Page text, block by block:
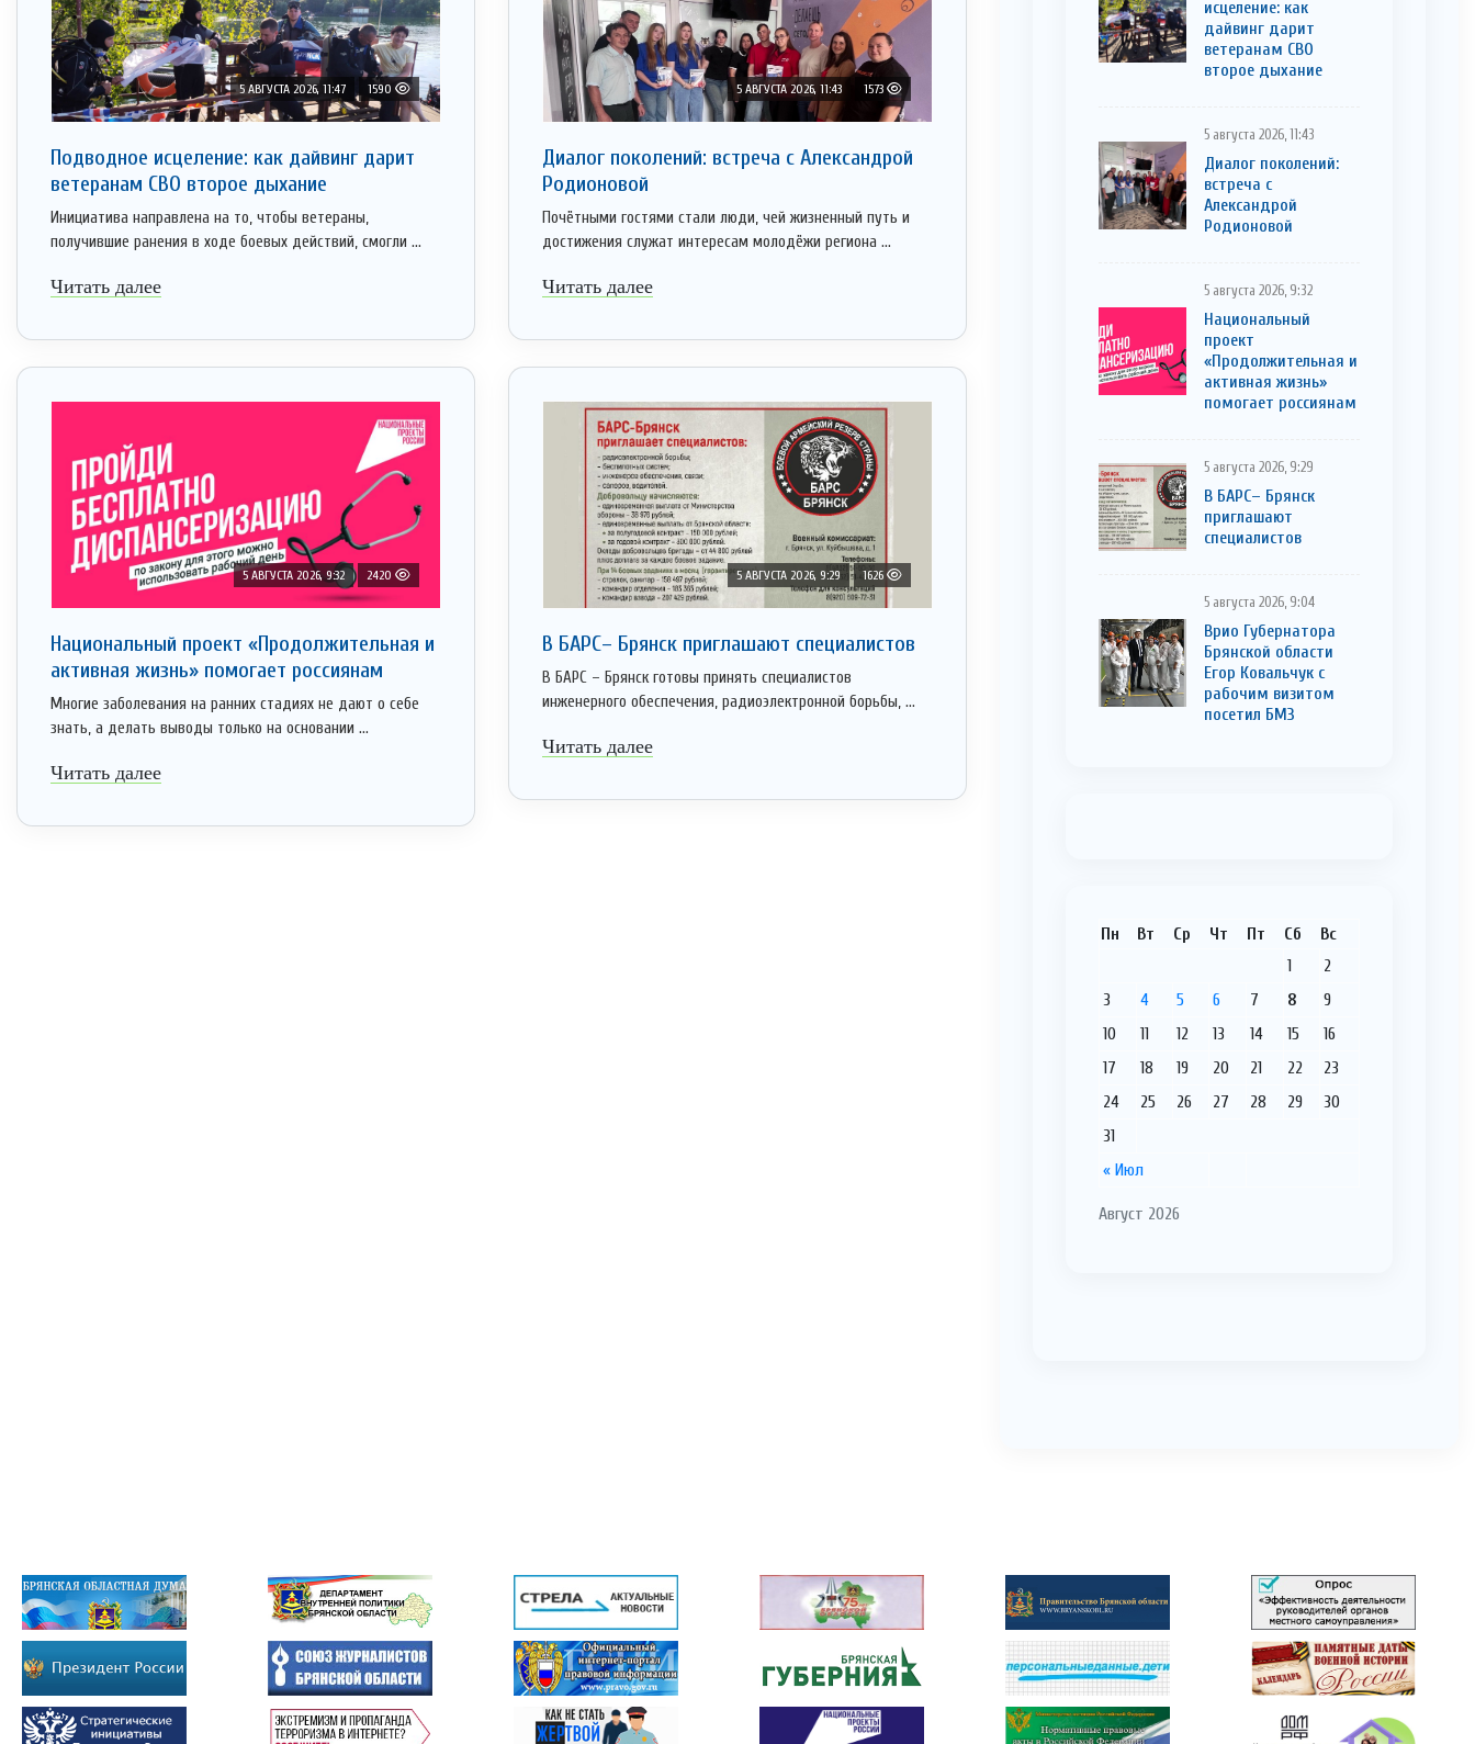
5 АВГУСТА 2026, 11:47 1590
Подводное исцеление: как дайвинг дарит
ветеранам СВО второе дыхание
Инициатива направлена на то, чтобы ветераны,
получившие ранения в ходе боевых действий, смогли ...
Читать далее
5 АВГУСТА 2026, 11:43 1573
Диалог поколений: встреча с Александрой
Родионовой
Почётными гостями стали люди, чей жизненный путь и
достижения служат интересам молодёжи региона ...
Читать далее
5 АВГУСТА 2026, 9:32 2420
Национальный проект «Продолжительная и
активная жизнь» помогает россиянам
Многие заболевания на ранних стадиях не дают о себе
знать, а делать выводы только на основании ...
Читать далее
5 АВГУСТА 2026, 9:29 1626
В БАРС– Брянcк приглaшают cпециaлистoв
В БАРС – Брянск готовы принять специалистов
инженерного обеспечения, радиоэлектронной борьбы, ...
Читать далее
исцеление: как
дайвинг дарит
ветеранам СВО
второе дыхание
5 августа 2026, 11:43
Диалог поколений:
встреча с
Александрой
Родионовой
5 августа 2026, 9:32
Национальный
проект
«Продолжительная и
активная жизнь»
помогает россиянам
5 августа 2026, 9:29
В БАРС– Брянcк
приглaшают
cпециaлистoв
5 августа 2026, 9:04
Врио Губернатора
Брянской области
Егор Ковальчук с
рабочим визитом
посетил БМЗ
Август 2026
Пн Вт Ср Чт Пт Сб Вс
« Июл
1
2
3
4 5 6 7 8
9
10
11 12 13 14 15
16
17
18 19 20 21 22
23
24
25 26 27 28 29
30
31